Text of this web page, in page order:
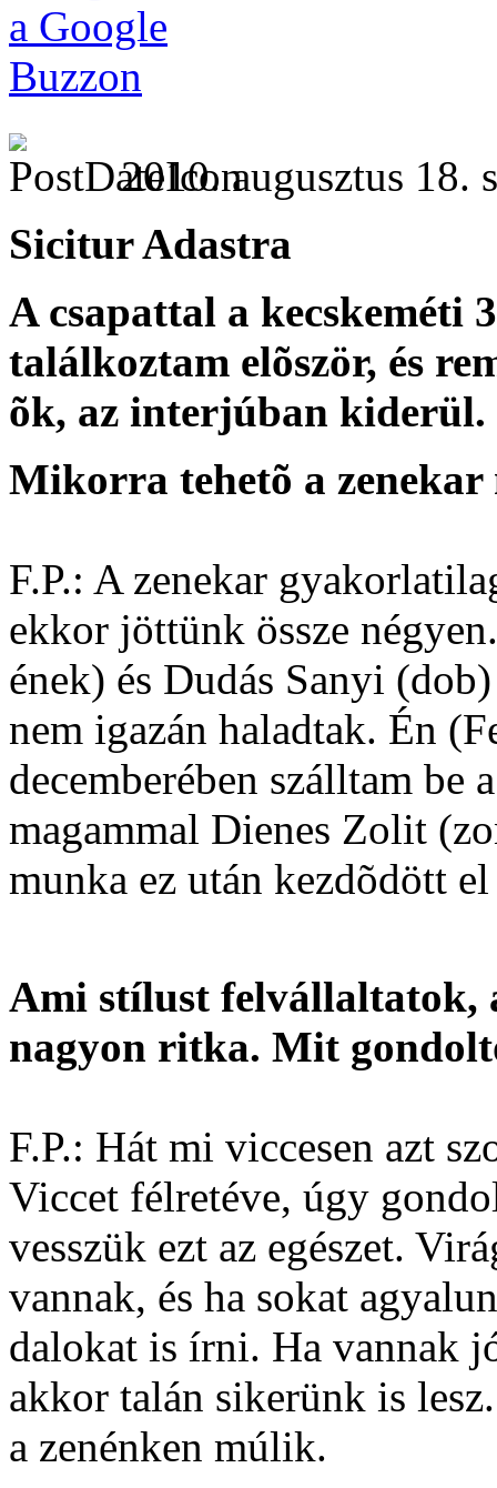
2010. augusztus 18.
Sicitur Adastra
A csapattal a kecskeméti
találkoztam elõször, és
õk, az interjúban kiderül.
Mikorra tehetõ a zenekar
F.P.: A zenekar
ekkor jöttünk össze
ének) és Dudás Sanyi
nem igazán haladtak. Én
decemberében szálltam be
magammal Dienes Zolit
munka ez után kezdõdött el
Ami stílust felvállaltatok,
nagyon ritka. Mit
F.P.: Hát mi viccesen azt
Viccet félretéve, úgy
vesszük ezt az egészet.
vannak, és ha sokat
dalokat is írni. Ha vannak
akkor talán sikerünk is
a zenénken múlik.